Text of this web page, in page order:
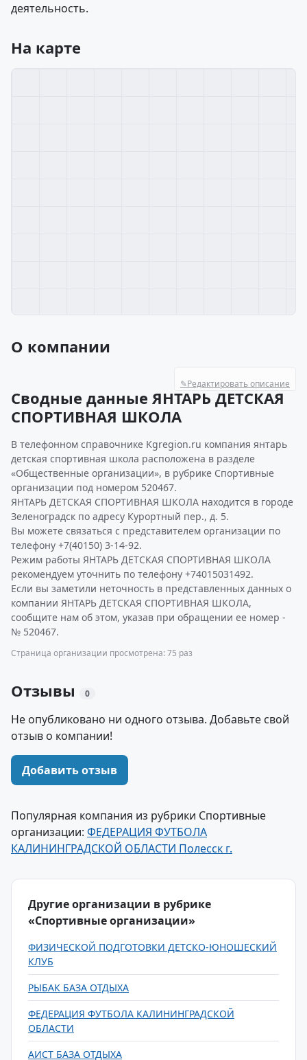
деятельность.
На карте
О компании
✎Редактировать описание
Сводные данные ЯНТАРЬ ДЕТСКАЯ
СПОРТИВНАЯ ШКОЛА
В телефонном справочнике Kgregion.ru компания янтарь
детская спортивная школа расположена в разделе
«Общественные организации», в рубрике Спортивные
организации под номером 520467.
ЯНТАРЬ ДЕТСКАЯ СПОРТИВНАЯ ШКОЛА находится в городе
Зеленоградск по адресу Курортный пер., д. 5.
Вы можете связаться с представителем организации по
телефону +7(40150) 3-14-92.
Режим работы ЯНТАРЬ ДЕТСКАЯ СПОРТИВНАЯ ШКОЛА
рекомендуем уточнить по телефону +74015031492.
Если вы заметили неточность в представленных данных о
компании ЯНТАРЬ ДЕТСКАЯ СПОРТИВНАЯ ШКОЛА,
сообщите нам об этом, указав при обращении ее номер -
№ 520467.
Страница организации просмотрена: 75 раз
Отзывы 0
Не опубликовано ни одного отзыва. Добавьте свой
отзыв о компании!
Добавить отзыв
Популярная компания из рубрики Спортивные
организации: ФЕДЕРАЦИЯ ФУТБОЛА
КАЛИНИНГРАДСКОЙ ОБЛАСТИ Полесск г.
Другие организации в рубрике
«Спортивные организации»
ФИЗИЧЕСКОЙ ПОДГОТОВКИ ДЕТСКО-ЮНОШЕСКИЙ
КЛУБ
РЫБАК БАЗА ОТДЫХА
ФЕДЕРАЦИЯ ФУТБОЛА КАЛИНИНГРАДСКОЙ
ОБЛАСТИ
АИСТ БАЗА ОТДЫХА